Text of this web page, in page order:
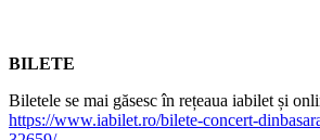
BILETE
Biletele se mai găsesc în rețeaua iabilet și
https://www.iabilet.ro/bilete-concert-